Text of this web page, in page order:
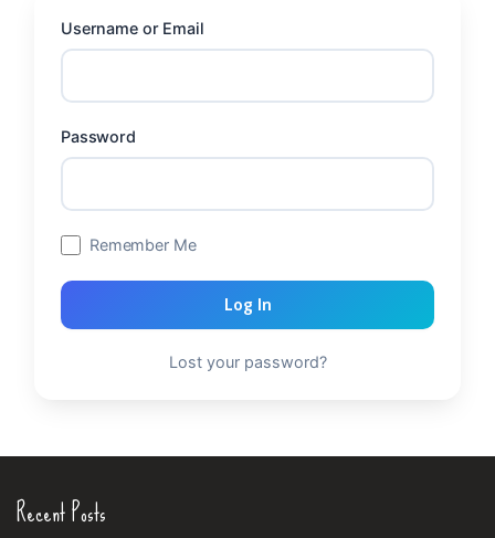
Username or Email
Password
Remember Me
Log In
Lost your password?
Recent Posts